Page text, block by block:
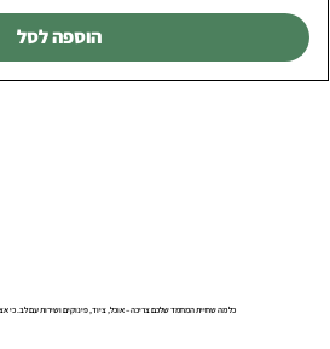
הוספה לסל
כל מה שחיית המחמד שלכם צריכה – אוכל, ציוד, פינוקים ושירות עם לב.